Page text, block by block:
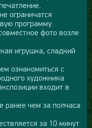
ограничатся
программу.
фото возле
игрушка, сладкий
ознакомиться с
художника
входит в
ранее чем за полчаса
за 10 минут